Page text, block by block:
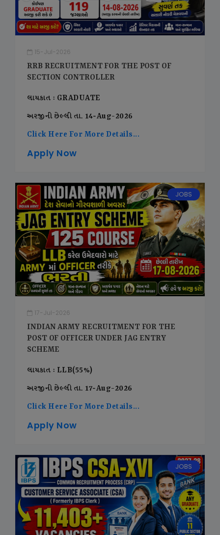
15-Jul-2026
RRB RECRUITMENT FOR THE POST OF
SECTION CONTROLLER
લાયકાત : GRADUATE
અરજીની છેલ્લી તા. 14-Aug-2026
Click Here For More Details...
Apply Now
JOBS
17-Jul-2026
INDIAN ARMY RECRUITMENT FOR THE
POST OF OFFICER UNDER JAG ENTRY
SCHEME
લાયકાત : LLB(55%)
અરજીની છેલ્લી તા. 17-Aug-2026
Click Here For More Details...
Apply Now
JOBS